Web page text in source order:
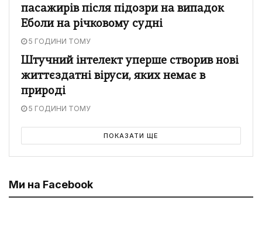
пасажирів після підозри на випадок
Еболи на річковому судні
5 ГОДИНИ ТОМУ
Штучний інтелект уперше створив нові
життєздатні віруси, яких немає в
природі
5 ГОДИНИ ТОМУ
ПОКАЗАТИ ЩЕ
Ми на Facebook